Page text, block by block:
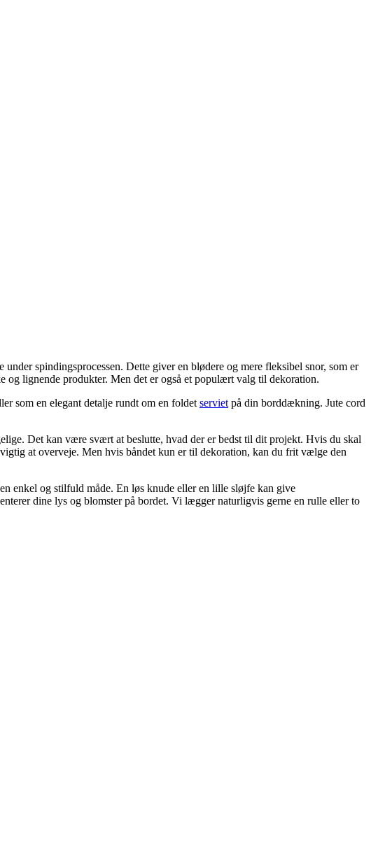
spindingsprocessen. Dette giver en blødere og mere fleksibel snor, som er
lignende produkter. Men det er også et populært valg til dekoration.
som en elegant detalje rundt om en foldet serviet på din borddækning. Jute cord
Det kan være svært at beslutte, hvad der er bedst til dit projekt. Hvis du skal
at overveje. Men hvis båndet kun er til dekoration, kan du frit vælge den
enkel og stilfuld måde. En løs knude eller en lille sløjfe kan give
dine lys og blomster på bordet. Vi lægger naturligvis gerne en rulle eller to